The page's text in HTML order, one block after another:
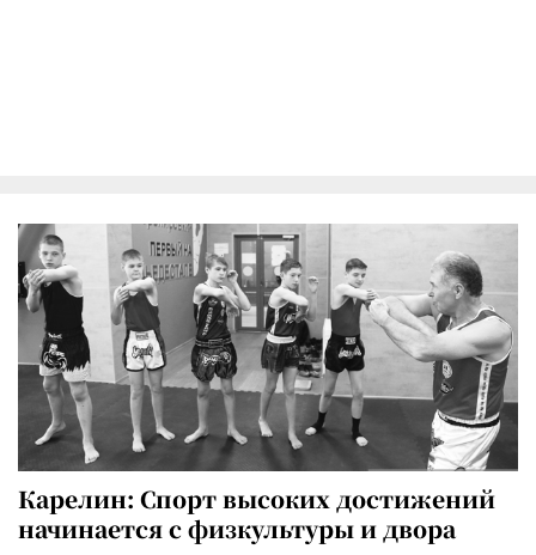
Карелин: Спорт высоких достижений
начинается с физкультуры и двора